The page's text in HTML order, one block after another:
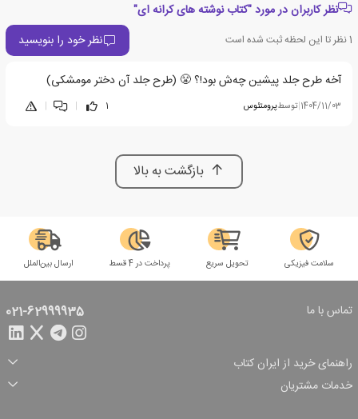
نظر کاربران در مورد "کتاب نوشته های کرانه ای"
1نظر تا این لحظه ثبت شده است نظر خود را بنویسید
آخه طرح جلد پیشین چه‌ش بود!؟ 😤 (طرح جلد آن دختر مومشکی)
1404/11/03
|توسطپرومتئوس 1
|
|
بازگشت به بالا
سلامت فیزیکی تحویل سریع پرداخت در 4 قسط ارسال بین‌الملل
تماس با ما 021-62999935
راهنمای خرید از ایران کتاب
ثبت سفارش
شرایط ارسال سفارش
شیوه پرداخت
تخفیف‌های خرید
خدمات مشتریان